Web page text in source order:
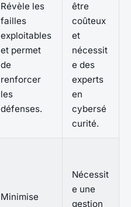
Révèle les
failles
exploitables
et permet
de
renforcer
les
défenses.
être
coûteux
et
nécessit
e des
experts
en
cybersé
curité.
Minimise
Nécessit
e une
gestion